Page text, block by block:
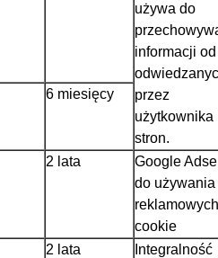
używa do
informacji od
przez
użytkownika
stron.
6 miesięcy
2 lata
Google
do używania
reklamowych
cookie
2 lata
Integralność